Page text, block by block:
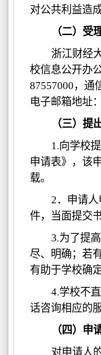
对公共利益造
（二）受
浙江财经
校信息公开办
87557000，通
电子邮箱地址
（三）提
1.向学校
申请表》，该
载。
2．申请
件，当面提交
3.为了提
尽、明确；若
有助于学校确
4.学校不
话咨询相应的
（四）申
对申请人